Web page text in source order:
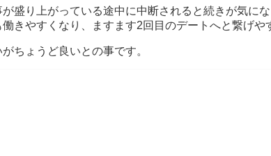
盛り上がっている途中に中断されると続きが気に
きやすくなり、ますます2回目のデートへと繋げや
ちょうど良いとの事です。